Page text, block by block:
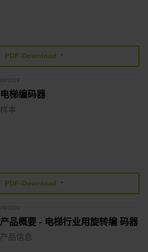
PDF-Download
06/2023
电梯编码器
样本
PDF-Download
06/2020
产品概要 - 电梯行业用旋转编 码器
产品信息